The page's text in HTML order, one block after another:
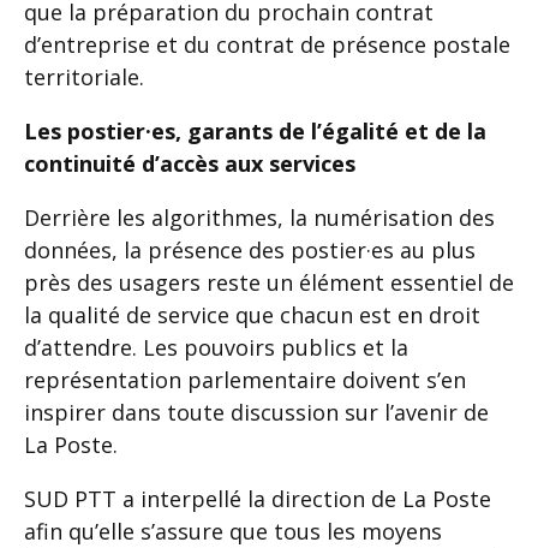
que la préparation du prochain contrat
d’entreprise et du contrat de présence postale
territoriale.
Les postier·es, garants de l’égalité et de la
continuité d’accès aux services
Derrière les algorithmes, la numérisation des
données, la présence des postier·es au plus
près des usagers reste un élément essentiel de
la qualité de service que chacun est en droit
d’attendre. Les pouvoirs publics et la
représentation parlementaire doivent s’en
inspirer dans toute discussion sur l’avenir de
La Poste.
SUD PTT a interpellé la direction de La Poste
afin qu’elle s’assure que tous les moyens